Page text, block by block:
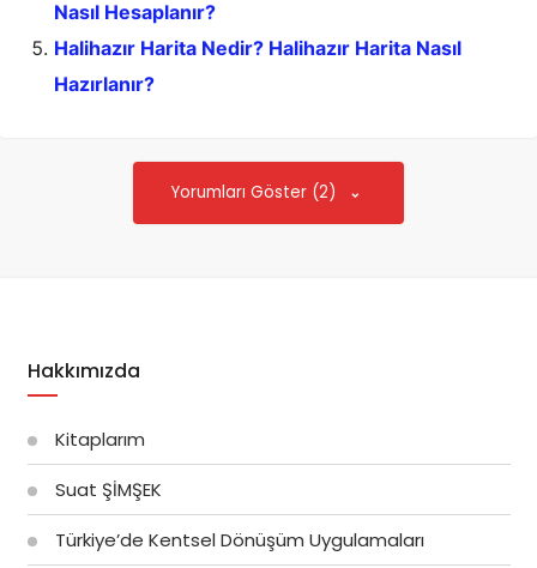
Nasıl Hesaplanır?
Halihazır Harita Nedir? Halihazır Harita Nasıl
Hazırlanır?
Yorumları Göster (2)
Hakkımızda
Kitaplarım
Suat ŞİMŞEK
Türkiye’de Kentsel Dönüşüm Uygulamaları